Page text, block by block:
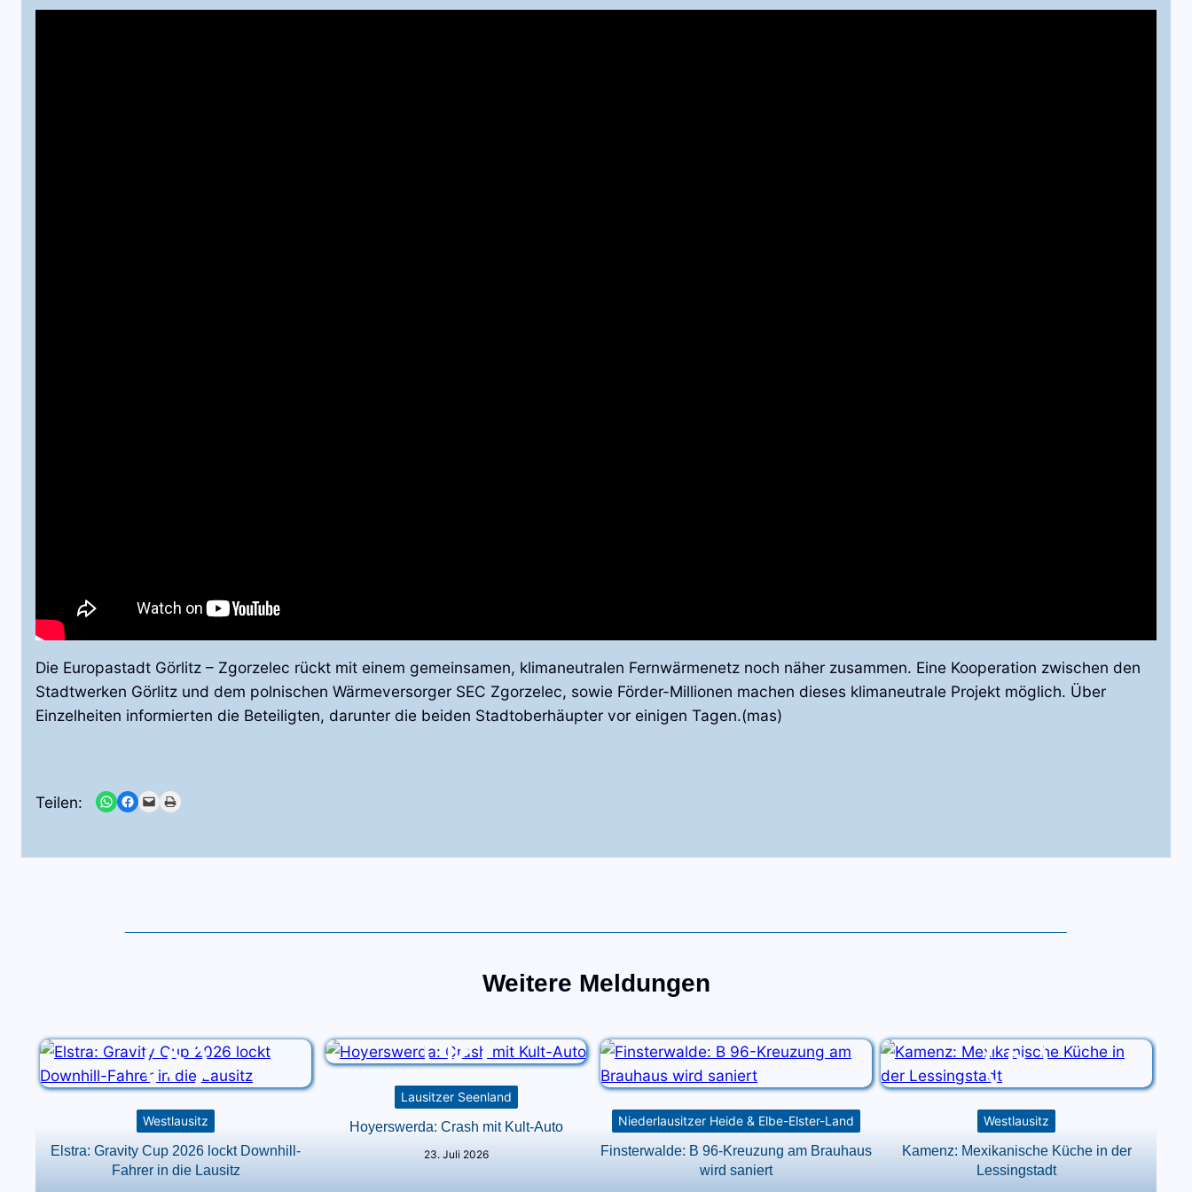
Die Europastadt Görlitz – Zgorzelec rückt mit einem gemeinsamen, klimaneutralen Fernwärmenetz noch näher zusammen. Eine Kooperation zwischen den
Stadtwerken Görlitz und dem polnischen Wärmeversorger SEC Zgorzelec, sowie Förder-Millionen machen dieses klimaneutrale Projekt möglich. Über
Einzelheiten informierten die Beteiligten, darunter die beiden Stadtoberhäupter vor einigen Tagen.(mas)
Teilen: Share on WhatsApp
Share on Facebook
Email this PagePrint this Page
Weitere Meldungen
Westlausitz
Elstra: Gravity Cup 2026 lockt Downhill-
Fahrer in die Lausitz
Lausitzer Seenland
Hoyerswerda: Crash mit Kult-Auto
23. Juli 2026
Niederlausitzer Heide & Elbe-Elster-Land
Finsterwalde: B 96-Kreuzung am Brauhaus
wird saniert
Westlausitz
Kamenz: Mexikanische Küche in der
Lessingstadt